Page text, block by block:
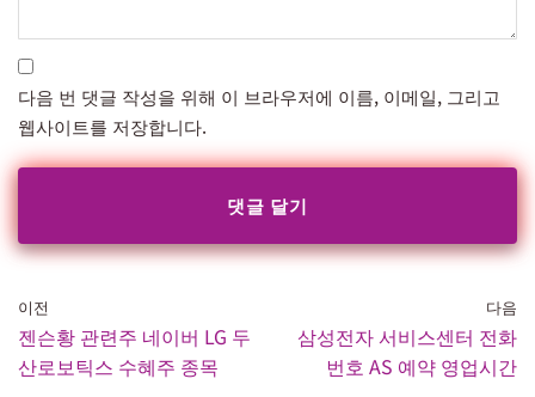
다음 번 댓글 작성을 위해 이 브라우저에 이름, 이메일, 그리고
웹사이트를 저장합니다.
이전
젠슨황 관련주 네이버 LG 두
산로보틱스 수혜주 종목
다음
삼성전자 서비스센터 전화
번호 AS 예약 영업시간